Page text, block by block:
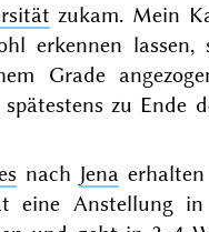
zukam. Mein
erkennen lassen,
Grade
zu Ende
nach Jena
eine Anstellung in